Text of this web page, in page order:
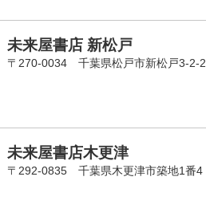
未来屋書店 新松戸
〒270-0034 千葉県松戸市新松戸3-2-2
未来屋書店木更津
〒292-0835 千葉県木更津市築地1番4